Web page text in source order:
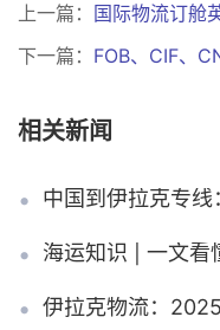
上一篇： 国际物流订舱英
下一篇： FOB、CIF、
相关新闻
中国到伊拉克专线：
海运知识 | 一文看懂
伊拉克物流：2025年从中